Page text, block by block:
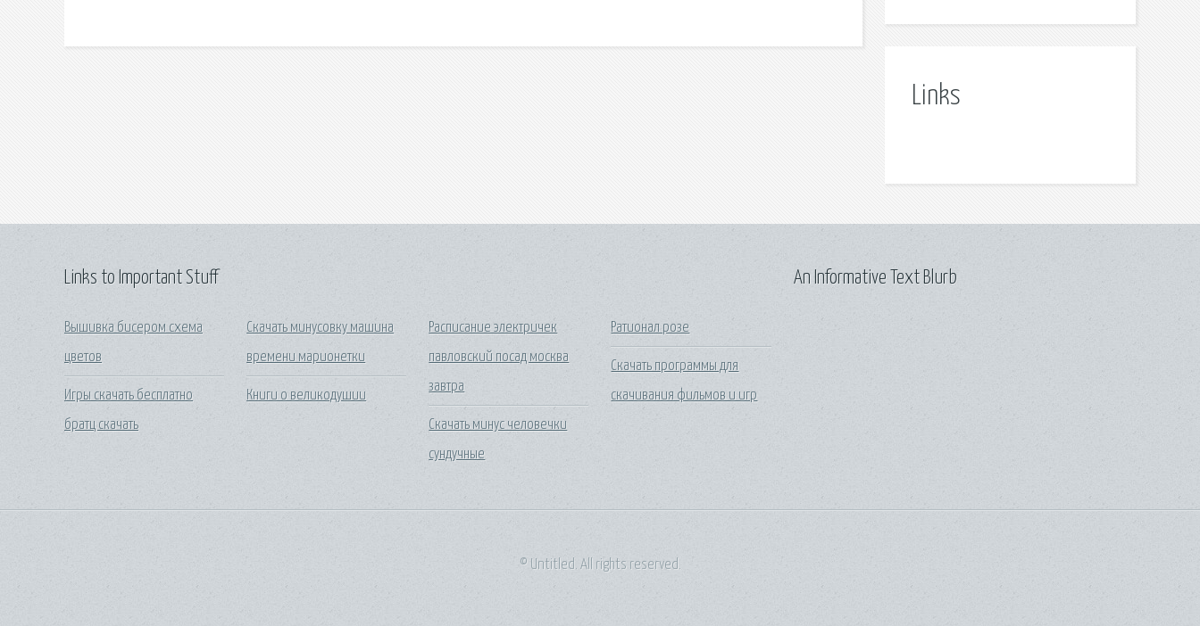
Links
Links to Important Stuff
Вышивка бисером схема
цветов
Игры скачать бесплатно
братц скачать
Скачать минусовку машина
времени марионетки
Книги о великодушии
Расписание электричек
павловский посад москва
завтра
Скачать минус человечки
сундучные
Ратионал розе
Скачать программы для
скачивания фильмов и игр
An Informative Text Blurb
© Untitled. All rights reserved.